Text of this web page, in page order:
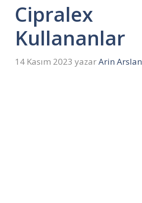
Cipralex
Kullananlar
14 Kasım 2023 yazarArin Arslan